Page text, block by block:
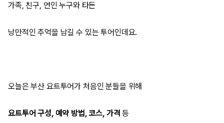
가족, 친구, 연인 누구와 타든
낭만적인 추억을 남길 수 있는 투어인데요.
오늘은 부산 요트투어가 처음인 분들을 위해
요트투어 구성, 예약 방법, 코스, 가격 등